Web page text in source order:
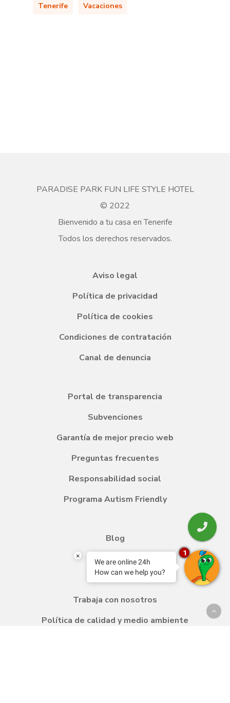
Tenerife Vacaciones
PARADISE PARK FUN LIFE STYLE HOTEL
© 2022
Bienvenido a tu casa en Tenerife
Todos los derechos reservados.
Aviso legal
Política de privacidad
Política de cookies
Condiciones de contratación
Canal de denuncia
Portal de transparencia
Subvenciones
Garantía de mejor precio web
Preguntas frecuentes
Responsabilidad social
Programa Autism Friendly
Blog
Transfer
Trabaja con nosotros
Política de calidad y medio ambiente
×
We are online 24h
How can we help you?
1